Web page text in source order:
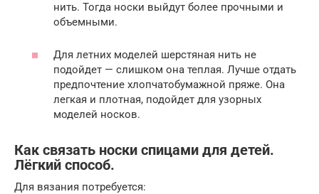
нить. Тогда носки выйдут более прочными и
объемными.
Для летних моделей шерстяная нить не
подойдет — слишком она теплая. Лучше отдать
предпочтение хлопчатобумажной пряже. Она
легкая и плотная, подойдет для узорных
моделей носков.
Как связать носки спицами для детей.
Лёгкий способ.
Для вязания потребуется: